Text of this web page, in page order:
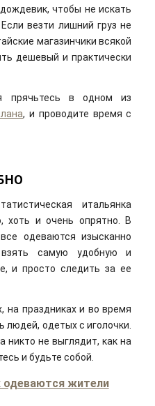
чтобы не искать
везти лишний груз не
магазинчики всякой
дешевый и практически
прячьтесь в одном из
, и проводите время с
итальянка
хоть и очень опрятно. В
одеваются изысканно
самую удобную и
и просто следить за ее
на праздниках и во время
людей, одетых с иголочки.
никто не выглядит, как на
и будьте собой.
одеваются жители